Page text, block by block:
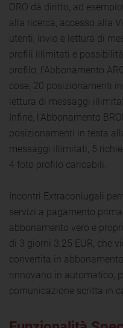
ORO dà diritto, ad
alla ricerca, accesso alla
utenti, invio e lettura di
profili illimitati e
profilo; l'Abbonamento
cose, 20 posizionamenti
lettura di messaggi
Infine, l'Abbonamento
posizionamenti in testa
messaggi illimitati, 5
4 foto profilo caricabili.
Incontri Extraconiugali
servizi a pagamento
abbonamento vero e
di 3 giorni 3.25 EUR, che
convertita in
rinnovano in automatico,
comunicazione scritta in